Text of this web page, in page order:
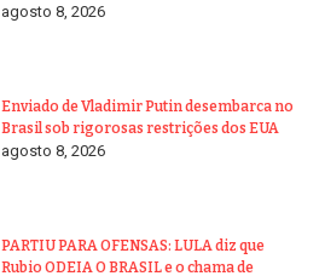
agosto 8, 2026
Enviado de Vladimir Putin desembarca no
Brasil sob rigorosas restrições dos EUA
agosto 8, 2026
PARTIU PARA OFENSAS: LULA diz que
Rubio ODEIA O BRASIL e o chama de